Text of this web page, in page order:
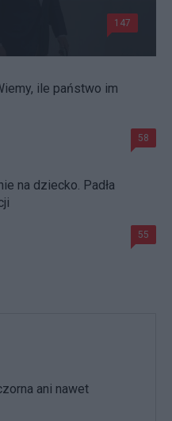
147
ile państwo im
58
na dziecko. Padła
55
ani nawet